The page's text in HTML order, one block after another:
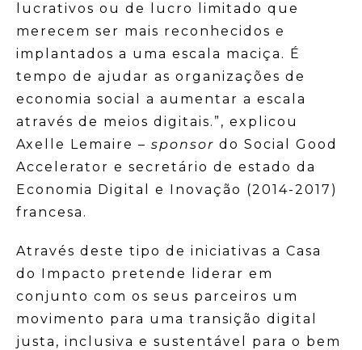
lucrativos ou de lucro limitado que
merecem ser mais reconhecidos e
implantados a uma escala maciça. É
tempo de ajudar as organizações de
economia social a aumentar a escala
através de meios digitais.”, explicou
Axelle Lemaire – sponsor do Social Good
Accelerator e secretário de estado da
Economia Digital e Inovação (2014-2017)
francesa.
Através deste tipo de iniciativas a Casa
do Impacto pretende liderar em
conjunto com os seus parceiros um
movimento para uma transição digital
justa, inclusiva e sustentável para o bem